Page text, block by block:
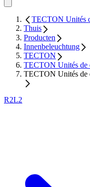
TECTON Unités
Thuis
Producten
Innenbeleuchtung
TECTON
TECTON Unités de
TECTON Unités de
R2L2